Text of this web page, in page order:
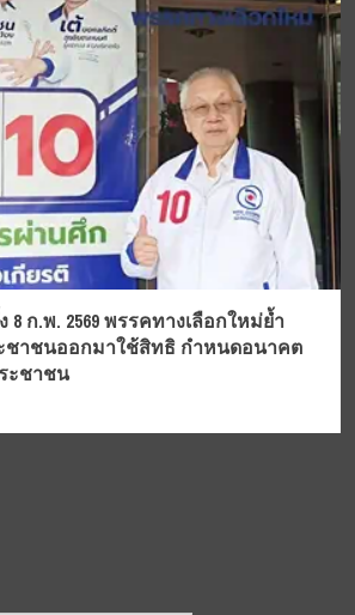
8 ก.พ. 2569 พรรคทางเลือกใหม่ย้ำ
ะชาชนออกมาใช้สิทธิ กำหนดอนาคต
ะชาชน